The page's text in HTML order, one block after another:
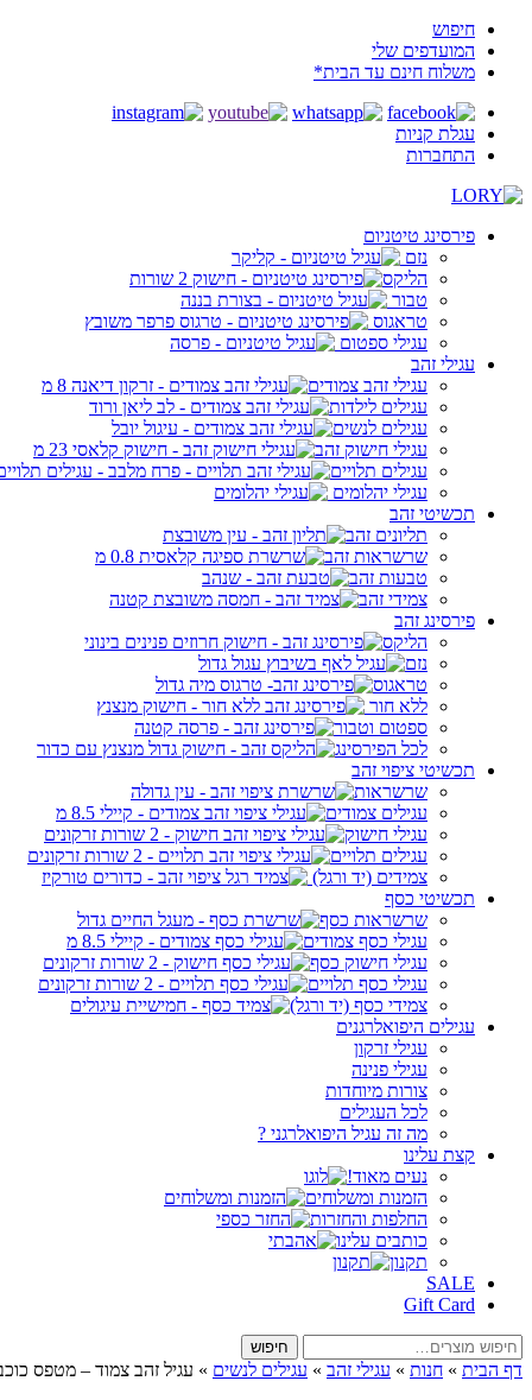
חיפוש
המועדפים שלי
משלוח חינם עד הבית*
עגלת קניות
התחברות
פירסינג טיטניום
נזם
הליקס
טבור
טראגוס
עגילי ספטום
עגילי זהב
עגילי זהב צמודים
עגילים לילדות
עגילים לנשים
עגילי חישוק זהב
עגילים תלויים
עגילי יהלומים
תכשיטי זהב
תליונים זהב
שרשראות זהב
טבעות זהב
צמידי זהב
פירסינג זהב
הליקס
נזם
טראגוס
ללא חור
ספטום וטבור
לכל הפירסינג
תכשיטי ציפוי זהב
שרשראות
עגילים צמודים
עגילי חישוק
עגילים תלויים
צמידים (יד ורגל)
תכשיטי כסף
שרשראות כסף
עגילי כסף צמודים
עגילי חישוק כסף
עגילי כסף תלויים
צמידי כסף (יד ורגל)
עגילים היפואלרגנים
עגילי זרקון
עגילי פנינה
צורות מיוחדות
לכל העגילים
מה זה עגיל היפואלרגני ?
קצת עלינו
נעים מאוד!
הזמנות ומשלוחים
החלפות והחזרות
כותבים עלינו
תקנון
SALE
Gift Card
חיפוש
עבור:
חיפוש
דף הבית » חנות » עגילי זהב » עגילים לנשים » עגיל זהב צמוד – מטפס